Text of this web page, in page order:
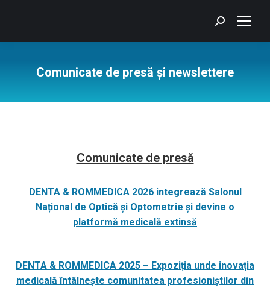
Search:
Comunicate de presă și newslettere
Comunicate de presă
DENTA & ROMMEDICA 2026 integrează Salonul
Național de Optică și Optometrie și devine o
platformă medicală extinsă
DENTA & ROMMEDICA 2025 – Expoziția unde inovația
medicală întâlnește comunitatea profesioniștilor din